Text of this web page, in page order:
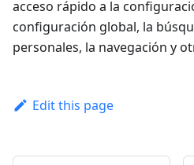
acceso rápido a la
configuración global, la
personales, la navegación y
Edit this page